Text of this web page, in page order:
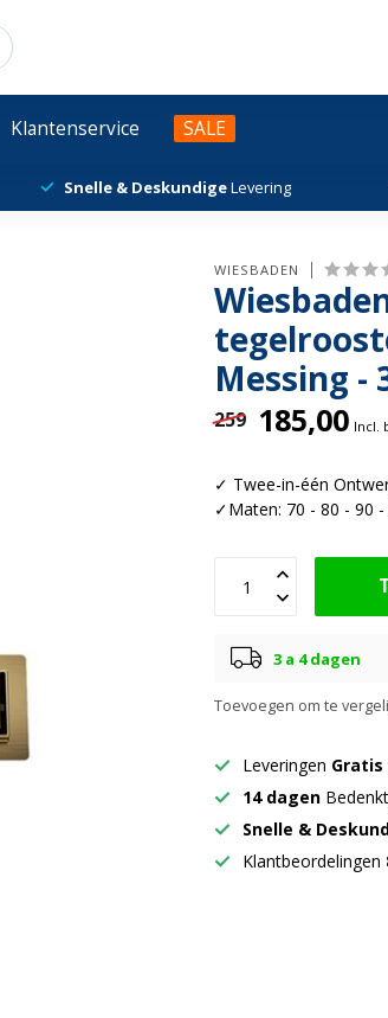
Klantenservice SALE
Snelle & DeskundigeLevering
WIESBADEN
Messing -
259 185,00 Incl.
✓ Twee-in-één
✓Maten: 70 - 80 - 90 -
3 a 4 dagen
Toevoegen om te
Leveringen Gratis
14 dagen
Snelle &
Klantbeordelingen